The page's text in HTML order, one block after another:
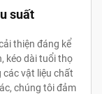
suất
thiện đáng kể
kéo dài tuổi thọ
các vật liệu chất
chúng tôi đảm